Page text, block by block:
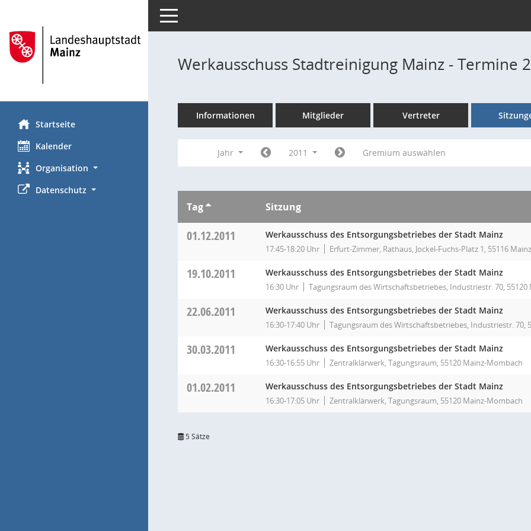
Startseite
Kalender
Organisation
Datenschutz
Toggle navigation
Werkausschuss Stadtreinigung Mainz - Termine
Informationen Mitglieder Vertreter
Jahr 2011 Gremium auswählen
Tag Sitzung
01.12.2011 Werkausschuss des Entsorgungsbetriebes der Stadt Mainz
17:45-18:20 Uhr Erfurt-Zimmer, Rathaus, Jockel-Fuchs-Platz 1, 55116 Mainz
19.10.2011 Werkausschuss des Entsorgungsbetriebes der Stadt Mainz
16:30 Uhr Tagungsraum des Wirtschaftsbetriebes, Industriestr. 70, 55120
22.06.2011 Werkausschuss des Entsorgungsbetriebes der Stadt Mainz
16:30-17:40 Uhr Tagungsraum des Wirtschaftsbetriebes, Industriestr. 70,
30.03.2011 Werkausschuss des Entsorgungsbetriebes der Stadt Mainz
16:30-16:55 Uhr Zentralklärwerk, Tagungsraum, 55120 Mainz-Mombach
01.02.2011 Werkausschuss des Entsorgungsbetriebes der Stadt Mainz
16:30-17:05 Uhr Zentralklärwerk, Tagungsraum, 55120 Mainz-Mombach
5 Sätze